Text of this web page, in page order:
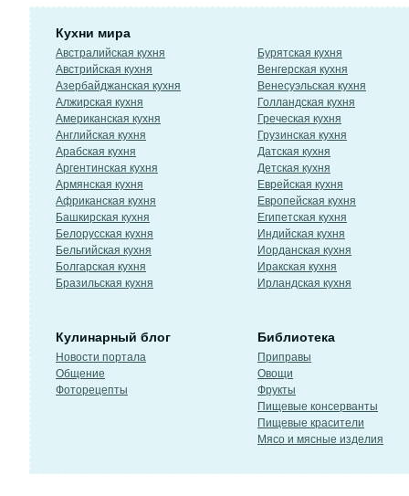
Кухни мира
Австралийская кухня
Австрийская кухня
Азербайджанская кухня
Алжирская кухня
Американская кухня
Английская кухня
Арабская кухня
Аргентинская кухня
Армянская кухня
Африканская кухня
Башкирская кухня
Белорусская кухня
Бельгийская кухня
Болгарская кухня
Бразильская кухня
Бурятская кухня
Венгерская кухня
Венесуэльская кухня
Голландская кухня
Греческая кухня
Грузинская кухня
Датская кухня
Детская кухня
Еврейская кухня
Европейская кухня
Египетская кухня
Индийская кухня
Иорданская кухня
Иракская кухня
Ирландская кухня
Кулинарный блог
Новости портала
Общение
Фоторецепты
Библиотека
Приправы
Овощи
Фрукты
Пищевые консерванты
Пищевые красители
Мясо и мясные изделия